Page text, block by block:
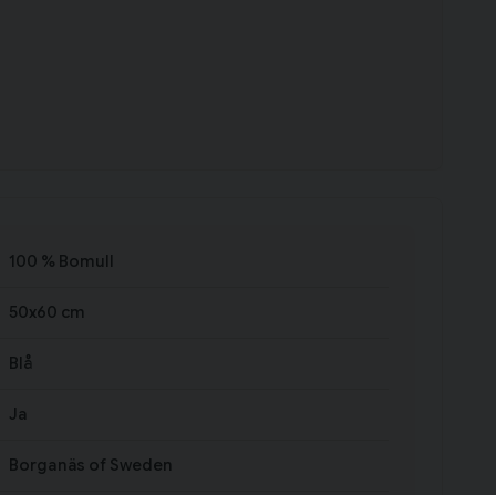
100 % Bomull
50x60 cm
Blå
Ja
Borganäs of Sweden